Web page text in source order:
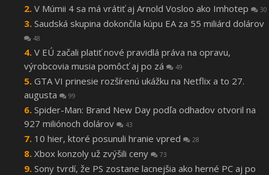
V Múmii 4 sa má vrátiť aj Arnold Vosloo ako Imhotep 30
Saudská skupina dokončila kúpu EA za 55 miliárd dolárov
48
V EÚ začali platiť nové pravidlá práva na opravu,
výrobcovia musia pomôcť aj po zá
49
GTA VI prinesie rozšírenú ukážku na Netflix a to 27.
augusta
99
Spider-Man: Brand New Day podľa odhadov otvoril na
927 miliónoch dolárov
43
10 hier, ktoré posunuli hranie vpred 28
Xbox konzoly už zvýšili ceny 73
Sony tvrdí, že PS zostane lacnejšia ako herné PC aj po